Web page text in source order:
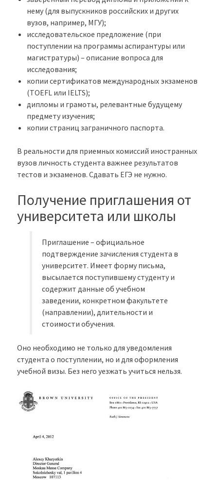
нему (для выпускников российских и других
вузов, например, МГУ);
исследовательское предложение (при
поступлении на программы аспирантуры или
магистратуры) – описание вопроса для
исследования;
копии сертификатов международных экзаменов
(TOEFL или IELTS);
дипломы и грамоты, релевантные будущему
предмету изучения;
копии страниц заграничного паспорта.
В реальности для приемных комиссий иностранных
вузов личность студента важнее результатов
тестов и экзаменов. Сдавать ЕГЭ не нужно.
Получение приглашения от
университета или школы
Приглашение – официальное
подтверждение зачисления студента в
университет. Имеет форму письма,
высылается поступившему студенту и
содержит данные об учебном
заведении, конкретном факультете
(направлении), длительности и
стоимости обучения.
Оно необходимо не только для уведомления
студента о поступлении, но и для оформления
учебной визы. Без него уезжать учиться нельзя.